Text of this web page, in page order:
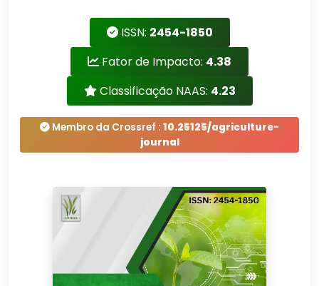
ISSN: 2454-1850
Fator de Impacto: 4.38
Classificação NAAS: 4.23
Membro da Crossref : 10.25125/agriculture-
journal